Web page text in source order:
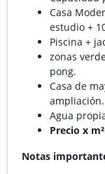
Casa
estudio +
Piscina +
zonas
pong.
Casa de
ampliación.
Agua
Precio x
Notas